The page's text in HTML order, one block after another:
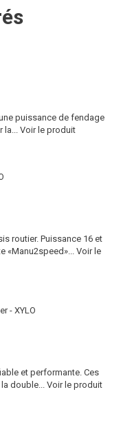
puissance de fendage
Voir le produit
routier. Puissance 16 et
Voir le
- XYLO
et performante. Ces
double...
Voir le produit